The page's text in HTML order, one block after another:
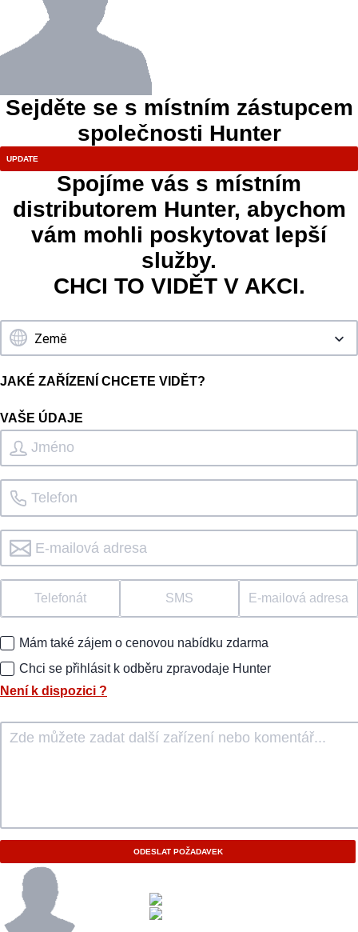
Sejděte se s místním zástupcem
společnosti Hunter
Spojíme vás s místním
distributorem Hunter, abychom
vám mohli poskytovat lepší
služby.
CHCI TO VIDĚT V AKCI.
JAKÉ ZAŘÍZENÍ CHCETE VIDĚT?
VAŠE ÚDAJE
Telefonát SMS E-mailová adresa
Mám také zájem o cenovou nabídku zdarma
Chci se přihlásit k odběru zpravodaje Hunter
Není k dispozici ?
ODESLAT POŽADAVEK